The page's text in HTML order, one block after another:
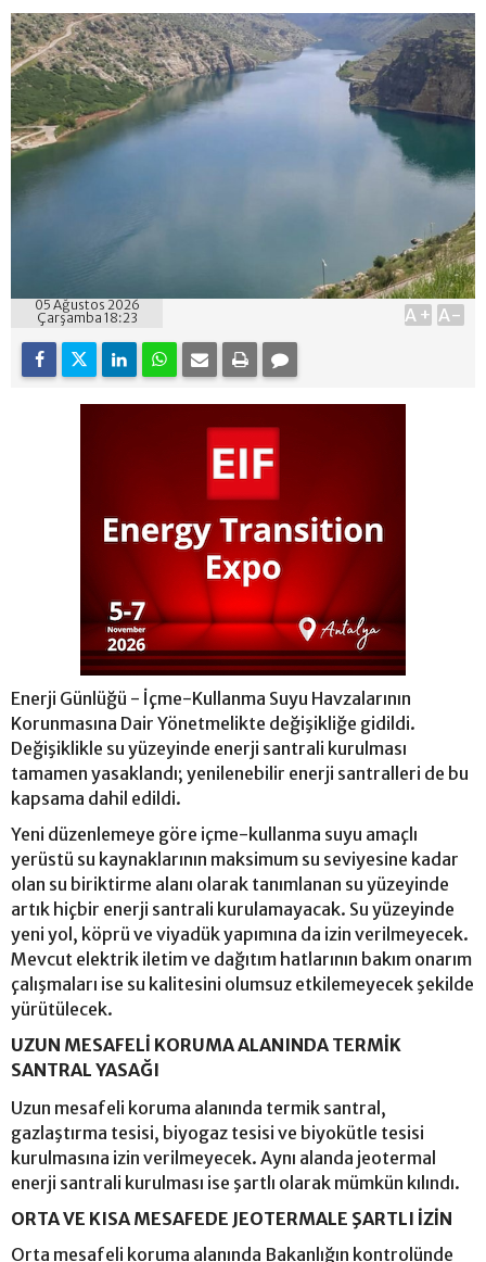
05 Ağustos 2026
Çarşamba 18:23
A+ A-
Enerji Günlüğü - İçme-Kullanma Suyu Havzalarının
Korunmasına Dair Yönetmelikte değişikliğe gidildi.
Değişiklikle su yüzeyinde enerji santrali kurulması
tamamen yasaklandı; yenilenebilir enerji santralleri de bu
kapsama dahil edildi.
Yeni düzenlemeye göre içme-kullanma suyu amaçlı
yerüstü su kaynaklarının maksimum su seviyesine kadar
olan su biriktirme alanı olarak tanımlanan su yüzeyinde
artık hiçbir enerji santrali kurulamayacak. Su yüzeyinde
yeni yol, köprü ve viyadük yapımına da izin verilmeyecek.
Mevcut elektrik iletim ve dağıtım hatlarının bakım onarım
çalışmaları ise su kalitesini olumsuz etkilemeyecek şekilde
yürütülecek.
UZUN MESAFELİ KORUMA ALANINDA TERMİK
SANTRAL YASAĞI
Uzun mesafeli koruma alanında termik santral,
gazlaştırma tesisi, biyogaz tesisi ve biyokütle tesisi
kurulmasına izin verilmeyecek. Aynı alanda jeotermal
enerji santrali kurulması ise şartlı olarak mümkün kılındı.
ORTA VE KISA MESAFEDE JEOTERMALE ŞARTLI İZİN
Orta mesafeli koruma alanında Bakanlığın kontrolünde